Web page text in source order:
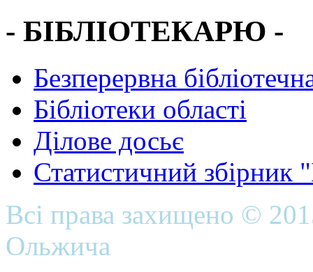
- БІБЛІОТЕКАРЮ -
Безперервна
Бібліотеки області
Ділове досьє
Статистичний
Всі права захищено ©
Ольжича